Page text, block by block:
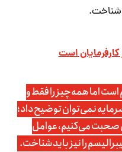
شناخت.
است
است اما همه‌چیز را فقط و
نمی‌توان توضیح داد؛
صحبت می‌کنیم، عوامل
را نیز باید شناخت.